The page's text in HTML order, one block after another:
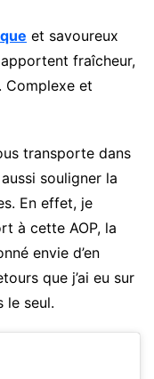
et savoureux
fraîcheur,
Complexe et
transporte dans
souligner la
En effet, je
à cette AOP, la
envie d’en
que j’ai eu sur
le seul.